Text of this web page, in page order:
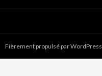
Fièrement propulsé par WordPress